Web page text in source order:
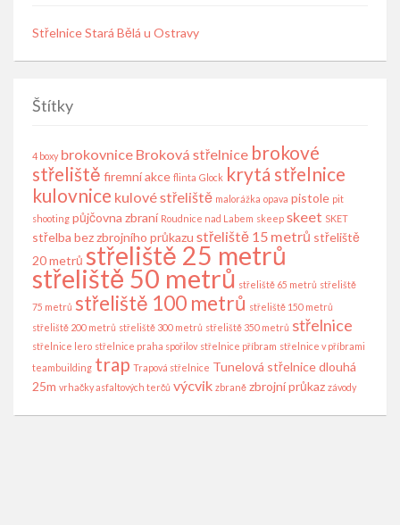
Střelnice Stará Bělá u Ostravy
Štítky
4 boxy brokovnice Broková střelnice brokové
střeliště firemní akce flinta Glock krytá střelnice
kulovnice kulové střeliště malorážka opava pistole pit
shooting půjčovna zbraní Roudnice nad Labem skeep skeet SKET
střelba bez zbrojního průkazu střeliště 15 metrů střeliště
20 metrů střeliště 25 metrů
střeliště 50 metrů střeliště 65 metrů střeliště
75 metrů střeliště 100 metrů střeliště 150 metrů
střeliště 200 metrů střeliště 300 metrů střeliště 350 metrů střelnice
střelnice lero střelnice praha spořilov střelnice příbram střelnice v příbrami
teambuilding trap Trapová střelnice Tunelová střelnice dlouhá
25m vrhačky asfaltových terčů výcvik zbraně zbrojní průkaz závody